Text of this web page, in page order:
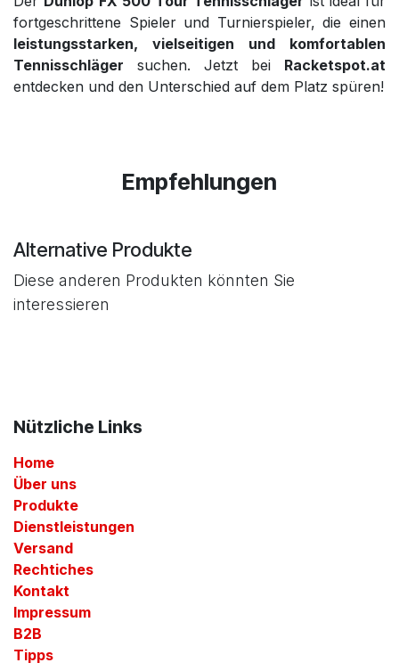
fortgeschrittene Spieler und Turnierspieler, die einen
leistungsstarken, vielseitigen und komfortablen
Tennisschläger suchen. Jetzt bei Racketspot.at
entdecken und den Unterschied auf dem Platz spüren!
Empfehlungen
Alternative Produkte
Diese anderen Produkten könnten Sie
interessieren
Nützliche Links
Home
Über uns
Produkte
Dienstleistungen
Versand
Rechtiches
Kontakt
Impressum
B2B
Tipps